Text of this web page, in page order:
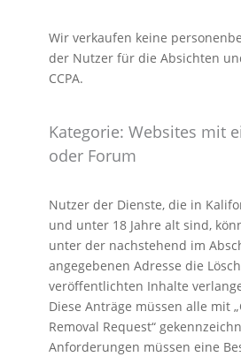
Wir verkaufen keine
der Nutzer für die Absichten
CCPA.
Kategorie: Websites mit
oder Forum
Nutzer der Dienste, die in
und unter 18 Jahre alt sind,
unter der nachstehend im
angegebenen Adresse die
veröffentlichten Inhalte
Diese Anträge müssen alle mit
Removal Request“
Anforderungen müssen eine